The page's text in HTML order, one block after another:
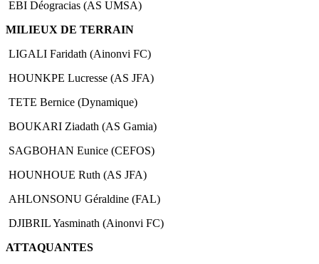
EBI Déogracias (AS UMSA)
MILIEUX DE TERRAIN
LIGALI Faridath (Ainonvi FC)
HOUNKPE Lucresse (AS JFA)
TETE Bernice (Dynamique)
BOUKARI Ziadath (AS Gamia)
SAGBOHAN Eunice (CEFOS)
HOUNHOUE Ruth (AS JFA)
AHLONSONU Géraldine (FAL)
DJIBRIL Yasminath (Ainonvi FC)
ATTAQUANTES